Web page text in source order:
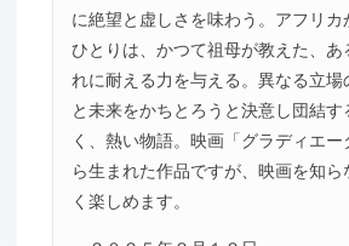
に絶望と虚しさを味わう。アフリカ
ひとりは、かつて祖母が教えた、あ
れに耐える力を与える。異なる立場
と未来をかちとろうと決意し団結す
く、熱い物語。映画「グラディエ
ら生まれた作品ですが、映画を知ら
く楽しめます。